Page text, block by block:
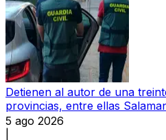
Detienen al autor de una
provincias, entre ellas
5 ago 2026